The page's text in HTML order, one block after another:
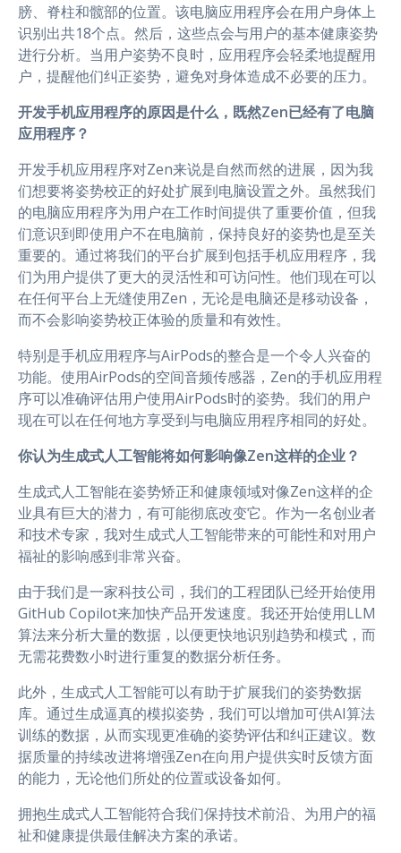
膀、脊柱和髋部的位置。该电脑应用程序会在用户身体上
识别出共18个点。然后，这些点会与用户的基本健康姿势
进行分析。当用户姿势不良时，应用程序会轻柔地提醒用
户，提醒他们纠正姿势，避免对身体造成不必要的压力。
开发手机应用程序的原因是什么，既然Zen已经有了电脑
应用程序？
开发手机应用程序对Zen来说是自然而然的进展，因为我
们想要将姿势校正的好处扩展到电脑设置之外。虽然我们
的电脑应用程序为用户在工作时间提供了重要价值，但我
们意识到即使用户不在电脑前，保持良好的姿势也是至关
重要的。通过将我们的平台扩展到包括手机应用程序，我
们为用户提供了更大的灵活性和可访问性。他们现在可以
在任何平台上无缝使用Zen，无论是电脑还是移动设备，
而不会影响姿势校正体验的质量和有效性。
特别是手机应用程序与AirPods的整合是一个令人兴奋的
功能。使用AirPods的空间音频传感器，Zen的手机应用程
序可以准确评估用户使用AirPods时的姿势。我们的用户
现在可以在任何地方享受到与电脑应用程序相同的好处。
你认为生成式人工智能将如何影响像Zen这样的企业？
生成式人工智能在姿势矫正和健康领域对像Zen这样的企
业具有巨大的潜力，有可能彻底改变它。作为一名创业者
和技术专家，我对生成式人工智能带来的可能性和对用户
福祉的影响感到非常兴奋。
由于我们是一家科技公司，我们的工程团队已经开始使用
GitHub Copilot来加快产品开发速度。我还开始使用LLM
算法来分析大量的数据，以便更快地识别趋势和模式，而
无需花费数小时进行重复的数据分析任务。
此外，生成式人工智能可以有助于扩展我们的姿势数据
库。通过生成逼真的模拟姿势，我们可以增加可供AI算法
训练的数据，从而实现更准确的姿势评估和纠正建议。数
据质量的持续改进将增强Zen在向用户提供实时反馈方面
的能力，无论他们所处的位置或设备如何。
拥抱生成式人工智能符合我们保持技术前沿、为用户的福
祉和健康提供最佳解决方案的承诺。